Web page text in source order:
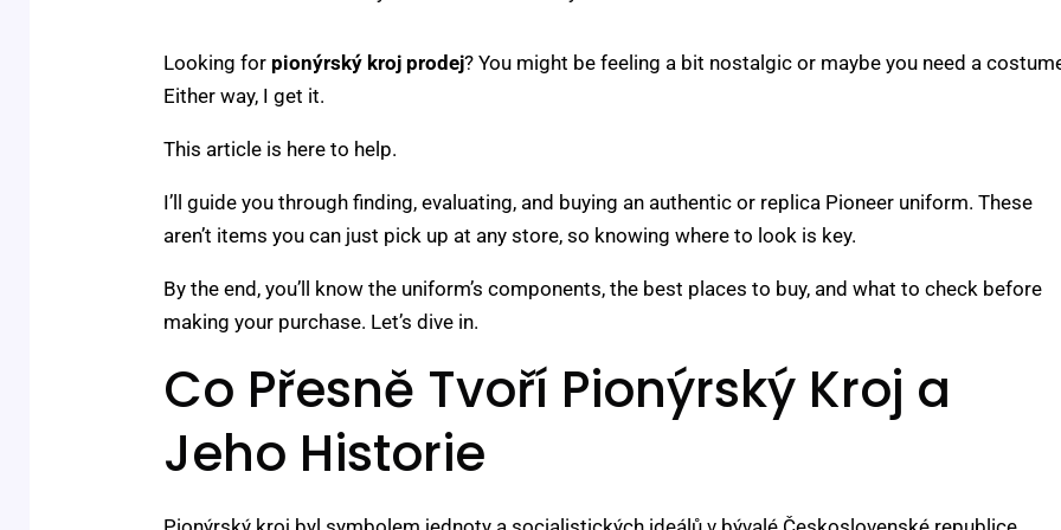
Looking for pionýrský kroj prodej? You might be feeling a bit nostalgic or maybe you need a
Either way, I get it.
This article is here to help.
I’ll guide you through finding, evaluating, and buying an authentic or replica Pioneer uniform. These
aren’t items you can just pick up at any store, so knowing where to look is key.
By the end, you’ll know the uniform’s components, the best places to buy, and what to check before
making your purchase. Let’s dive in.
Co Přesně Tvoří Pionýrský Kroj a
Jeho Historie